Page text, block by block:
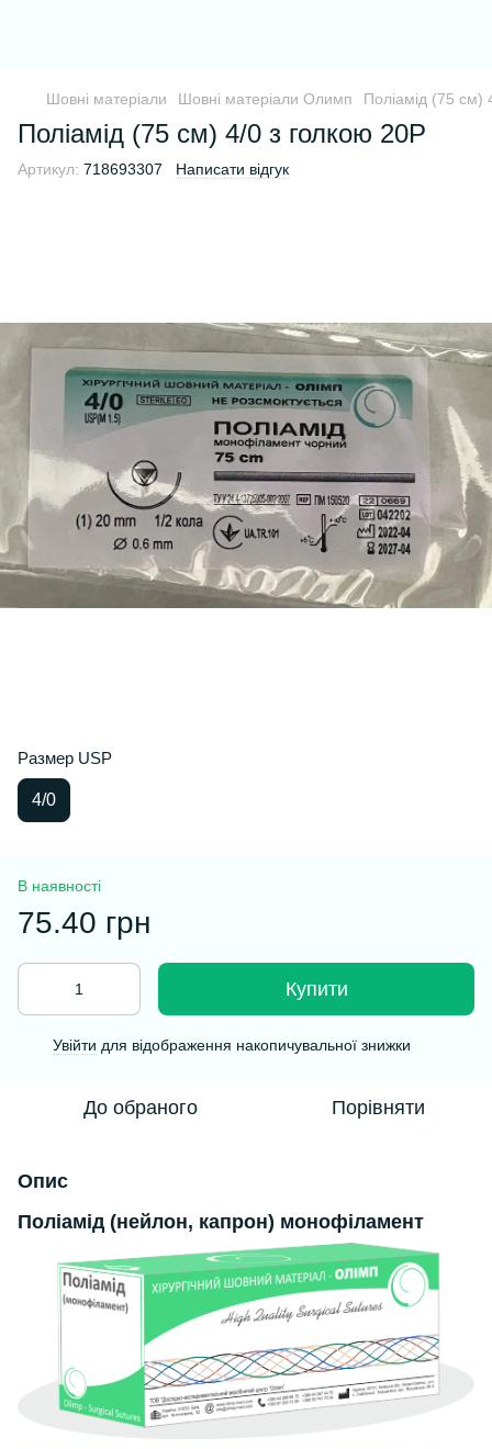
Шовні матеріали Шовні матеріали Олимп Поліамід (75 см)
Поліамід (75 см) 4/0 з голкою 20Р
Артикул: 718693307 Написати відгук
Размер USP
4/0
В наявності
75.40 грн
Купити
Увійти для відображення накопичувальної знижки
До обраного Порівняти
Опис
Поліамід (нейлон, капрон) монофіламент